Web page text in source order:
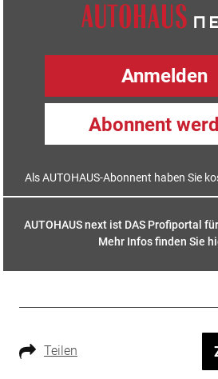
Anmelden
Abonnent
Als AUTOHAUS-Abonnent haben Sie
AUTOHAUS next ist DAS Profiportal
Mehr Infos finden Sie
Teilen